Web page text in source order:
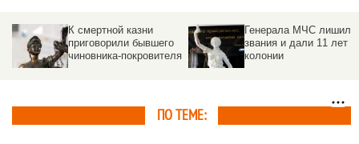
К смертной казни
приговорили бывшего
чиновника-покровителя
Генерала МЧС лишили
звания и дали 11 лет
колонии
ПО ТЕМЕ: